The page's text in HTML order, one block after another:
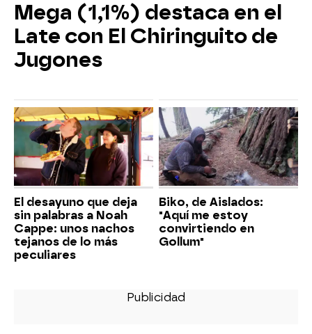
Mega (1,1%) destaca en el
Late con El Chiringuito de
Jugones
El desayuno que deja
sin palabras a Noah
Cappe: unos nachos
tejanos de lo más
peculiares
Biko, de Aislados:
"Aquí me estoy
convirtiendo en
Gollum"